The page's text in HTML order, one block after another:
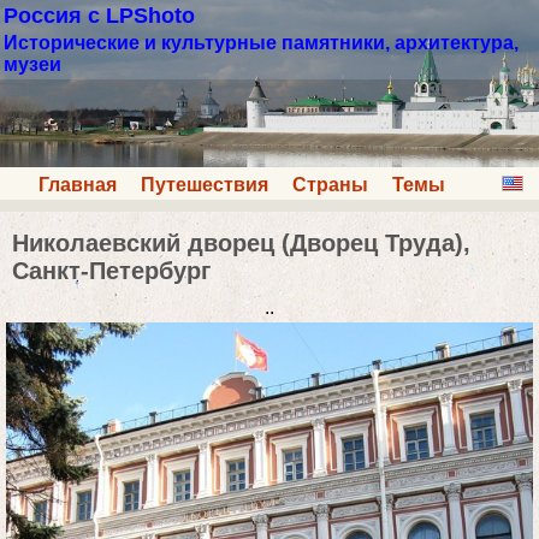
Россия с LPShoto
Исторические и культурные памятники, архитектура,
музеи
Главная Путешествия Страны Темы
Николаевский дворец (Дворец Труда),
Санкт-Петербург
..